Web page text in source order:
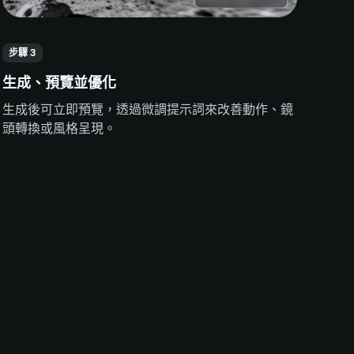
步驟 3
生成、預覽並優化
生成後可立即預覽，透過微調提示詞來改善動作、鏡
頭轉換或風格呈現。